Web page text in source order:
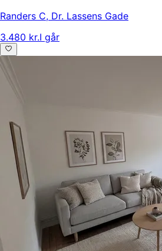
Randers C, Dr. Lassens Gade
3.480 kr.I går